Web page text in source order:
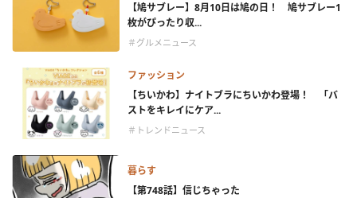
【鳩サブレー】8月10日は鳩の日！ 鳩サブレー1
枚がぴったり収...
＃グルメニュース
ファッション
【ちいかわ】ナイトブラにちいかわ登場！ 「バ
ストをキレイにケア...
＃トレンドニュース
暮らす
【第748話】信じちゃった